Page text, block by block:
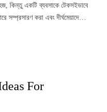
কিন্তু একটি ব্যবসাকে টেকসইভাবে
সম্প্রসারণ করা এবং দীর্ঘমেয়াদে…
For